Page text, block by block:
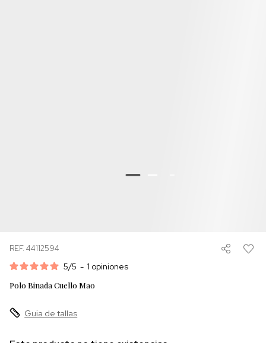
REF. 44112594
5/5 - 1 opiniones
Polo Binada Cuello Mao
Guia de tallas